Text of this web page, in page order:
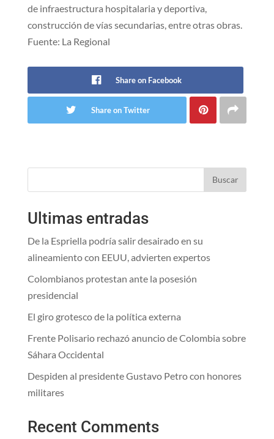
de infraestructura hospitalaria y deportiva,
construcción de vías secundarias, entre otras obras.
Fuente: La Regional
Share on Facebook
Share on Twitter
Buscar
Ultimas entradas
De la Espriella podría salir desairado en su
alineamiento con EEUU, advierten expertos
Colombianos protestan ante la posesión
presidencial
El giro grotesco de la política externa
Frente Polisario rechazó anuncio de Colombia sobre
Sáhara Occidental
Despiden al presidente Gustavo Petro con honores
militares
Recent Comments